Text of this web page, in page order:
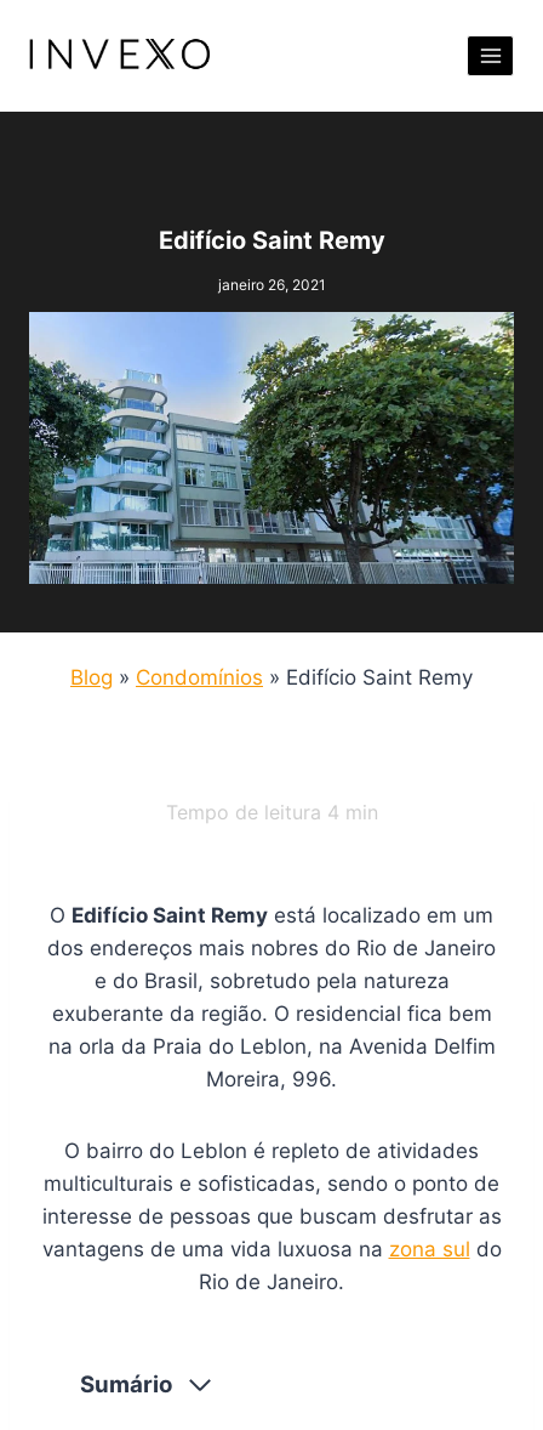
para
Conteúdo
Edifício Saint Remy
janeiro 26, 2021
Blog » Condomínios » Edifício Saint Remy
Tempo de leitura 4 min
O Edifício Saint Remy está localizado em um
dos endereços mais nobres do Rio de Janeiro
e do Brasil, sobretudo pela natureza
exuberante da região. O residencial fica bem
na orla da Praia do Leblon, na Avenida Delfim
Moreira, 996.
O bairro do Leblon é repleto de atividades
multiculturais e sofisticadas, sendo o ponto de
interesse de pessoas que buscam desfrutar as
vantagens de uma vida luxuosa na zona sul do
Rio de Janeiro.
Sumário